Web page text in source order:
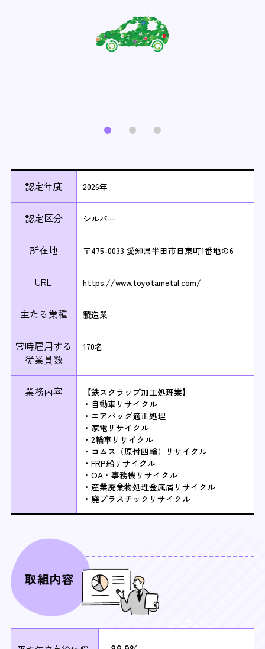
認定年度 2026年
認定区分 シルバー
所在地 〒475-0033 愛知県半田市日東町1番地の6
URL https://www.toyotametal.com/
主たる業種 製造業
常時雇用する
従業員数
170名
業務内容
【鉄スクラップ加工処理業】
・自動車リサイクル
・エアバッグ適正処理
・家電リサイクル
・2輪車リサイクル
・コムス（原付四輪）リサイクル
・FRP船リサイクル
・OA・事務機リサイクル
・産業廃棄物処理金属屑リサイクル
・廃プラスチックリサイクル